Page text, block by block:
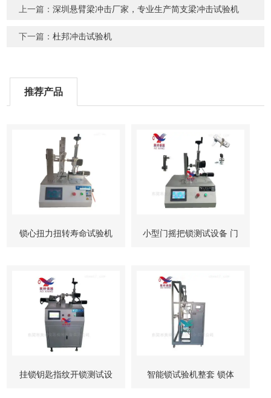
上一篇：深圳悬臂梁冲击厂家，专业生产简支梁冲击试验机
下一篇：杜邦冲击试验机
推荐产品
锁心扭力扭转寿命试验机 小型门摇把锁测试设备 门
挂锁钥匙指纹开锁测试设 智能锁试验机整套 锁体